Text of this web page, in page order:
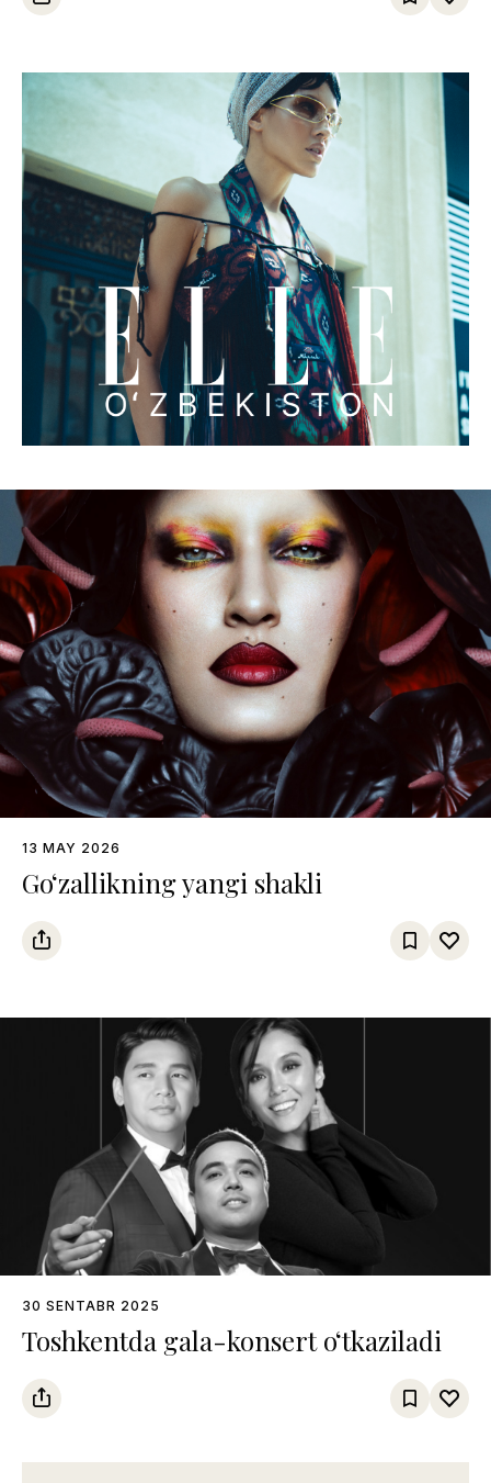
13 MAY 2026
Go‘zallikning yangi shakli
30 SENTABR 2025
Toshkentda gala-konsert o‘tkaziladi